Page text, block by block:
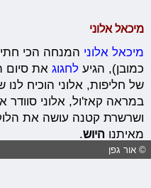
מיכאל אלוני
מיכאל אלוני המנחה הכי
כמובן), הגיעלחגוג את סיום
של חליפות, אלוני הוכיח
במראה קאז'ול, אלוני סוודר
ושרשרת קטנה עושה את
מאיתנו היוש.
© אור גפן